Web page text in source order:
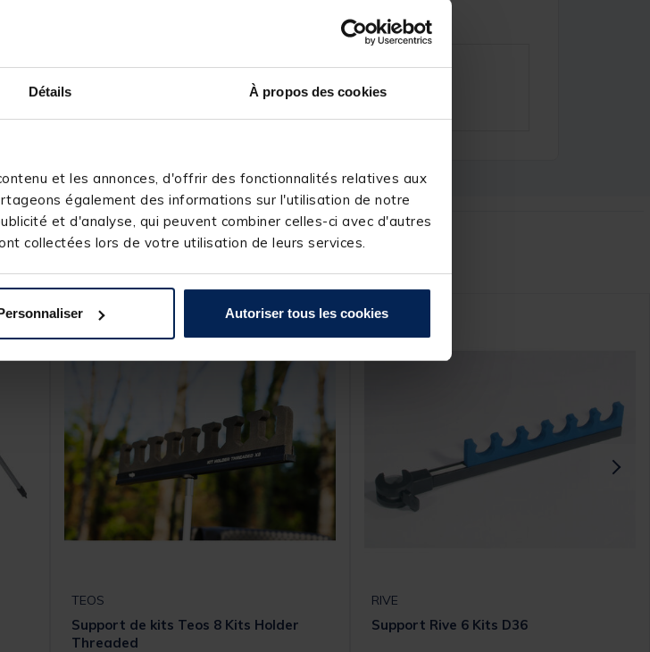
Détails À propos des cookies
et les annonces, d'offrir des fonctionnalités relatives aux
également des informations sur l'utilisation de notre
et d'analyse, qui peuvent combiner celles-ci avec d'autres
collectées lors de votre utilisation de leurs services.
Autoriser tous les cookies
vous intéresser :
NOUVEAU
TEOS
Support de kits Teos 8 Kits Holder
Threaded
RIVE
Support Rive 6 Kits D36